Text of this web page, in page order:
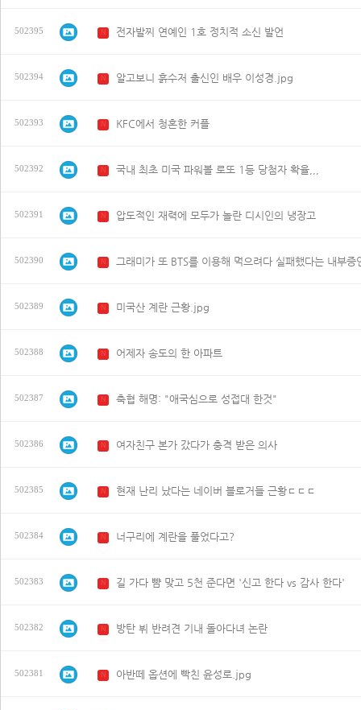
502395 N 전자발찌 연예인 1호 정치적 소신 발언
502394 N 알고보니 흙수저 출신인 배우 이성경.jpg
502393 N KFC에서 청혼한 커플
502392 N 국내 최초 미국 파워볼 로또 1등 당첨자 확율,,,
502391 N 압도적인 재력에 모두가 놀란 디시인의 냉장고
502390 N 그래미가 또 BTS를 이용해 먹으려다 실패했다는 내부증
502389 N 미국산 계란 근황.jpg
502388 N 어제자 송도의 한 아파트
502387 N 축협 해명: "애국심으로 성접대 한것"
502386 N 여자친구 본가 갔다가 충격 받은 의사
502385 N 현재 난리 났다는 네이버 블로거들 근황ㄷㄷㄷ
502384 N 너구리에 계란을 풀었다고?
502383 N 길 가다 뺨 맞고 5천 준다면 '신고 한다 vs 감사 한다'
502382 N 방탄 뷔 반려견 기내 돌아다녀 논란
502381 N 아반떼 옵션에 빡친 윤성로.jpg